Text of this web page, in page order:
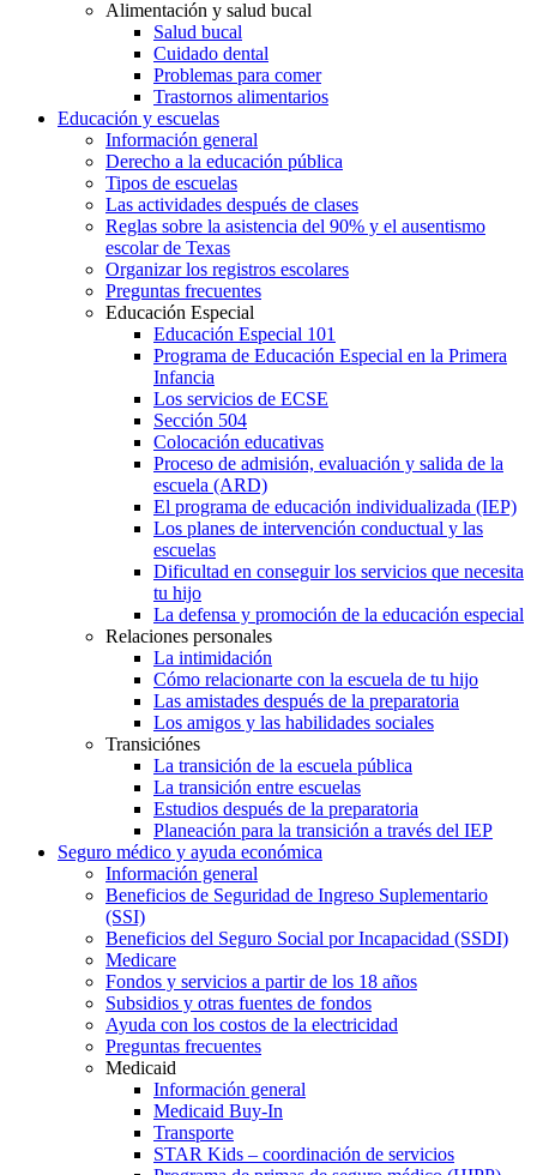
Alimentación y salud bucal
Salud bucal
Cuidado dental
Problemas para comer
Trastornos alimentarios
Educación y escuelas
Información general
Derecho a la educación pública
Tipos de escuelas
Las actividades después de clases
Reglas sobre la asistencia del 90% y el ausentismo
escolar de Texas
Organizar los registros escolares
Preguntas frecuentes
Educación Especial
Educación Especial 101
Programa de Educación Especial en la Primera
Infancia
Los servicios de ECSE
Sección 504
Colocación educativas
Proceso de admisión, evaluación y salida de la
escuela (ARD)
El programa de educación individualizada (IEP)
Los planes de intervención conductual y las
escuelas
Dificultad en conseguir los servicios que necesita
tu hijo
La defensa y promoción de la educación especial
Relaciones personales
La intimidación
Cómo relacionarte con la escuela de tu hijo
Las amistades después de la preparatoria
Los amigos y las habilidades sociales
Transiciónes
La transición de la escuela pública
La transición entre escuelas
Estudios después de la preparatoria
Planeación para la transición a través del IEP
Seguro médico y ayuda económica
Información general
Beneficios de Seguridad de Ingreso Suplementario
(SSI)
Beneficios del Seguro Social por Incapacidad (SSDI)
Medicare
Fondos y servicios a partir de los 18 años
Subsidios y otras fuentes de fondos
Ayuda con los costos de la electricidad
Preguntas frecuentes
Medicaid
Información general
Medicaid Buy-In
Transporte
STAR Kids – coordinación de servicios